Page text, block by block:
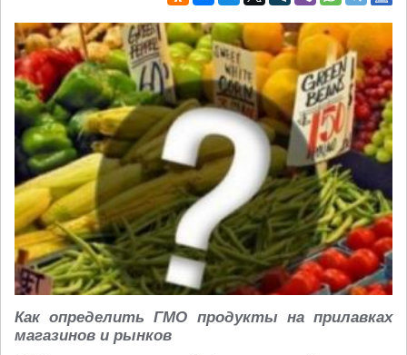
Как определить ГМО продукты на прилавках
магазинов и рынков